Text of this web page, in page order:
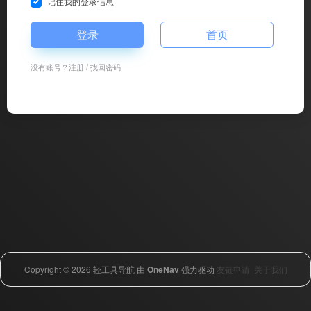
登录 首页
没有账号？注册/找回密码
Copyright © 2026 轻工具导航 由 OneNav强力驱动 友链申请 关于我们